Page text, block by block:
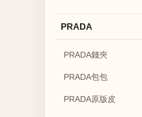
PRADA
PRADA錢夾
PRADA包包
PRADA原版皮